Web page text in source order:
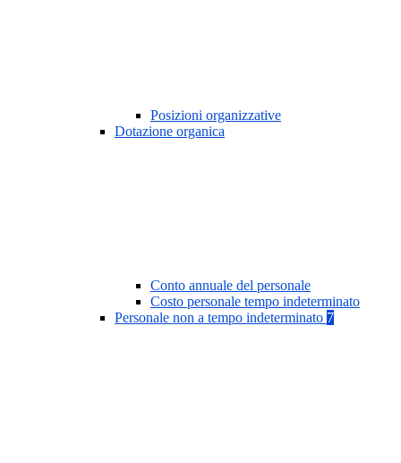
Posizioni organizzative
Dotazione organica
Conto annuale del personale
Costo personale tempo indeterminato
Personale non a tempo indeterminato 7